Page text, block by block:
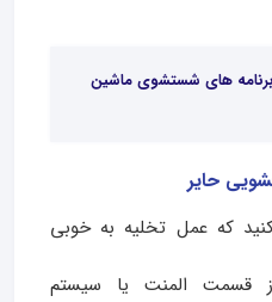
برنامه های شستشوی ماشین
حایر
که عمل تخلیه به خوبی
قسمت المنت یا سیستم